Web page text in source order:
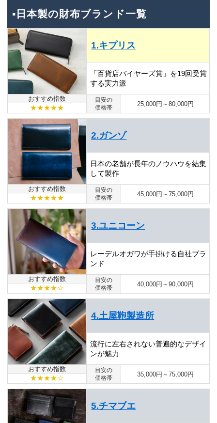
▪日本製の財布ブランド一覧
1.キプリス
「百貨店バイヤーズ賞」を19回受賞
する実力派
おすすめ指数
目安の
価格帯
25,000円～80,000円
★★★★★
2.ガンゾ
日本の老舗が長年のノウハウを結集
して製作
おすすめ指数
目安の
価格帯
45,000円～75,000円
★★★★★
3.ユニコーン
レーデルオガワが手掛ける自社ブラ
ンド
おすすめ指数
目安の
価格帯
40,000円～90,000円
★★★★☆
4.土屋鞄製造所
流行に左右されない普遍的なデザイ
ンが魅力
おすすめ指数
目安の
価格帯
35,000円～75,000円
★★★★☆
5.チマブエ